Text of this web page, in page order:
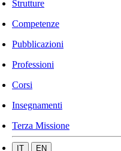
Strutture
Competenze
Pubblicazioni
Professioni
Corsi
Insegnamenti
Terza Missione
IT EN